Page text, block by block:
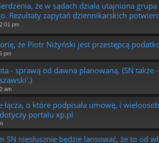
że w sądach działa utajniona
Rezultaty zapytań dziennikarskich
pm
że Piotr Niżyński jest przestępcą
pm
- sprawą od dawna planowaną. (SN
am
o które podpisała umowę, i
portalu xp.pl
niesłusznie będzie lansować, że to od